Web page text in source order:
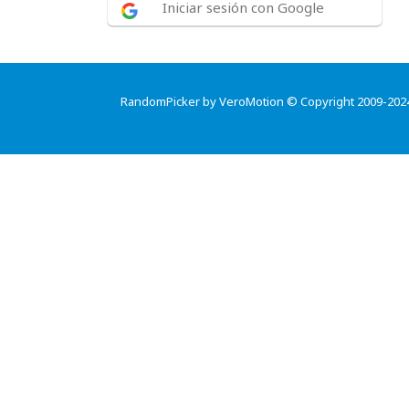
Iniciar sesión con Google
RandomPicker by VeroMotion © Copyright 2009-